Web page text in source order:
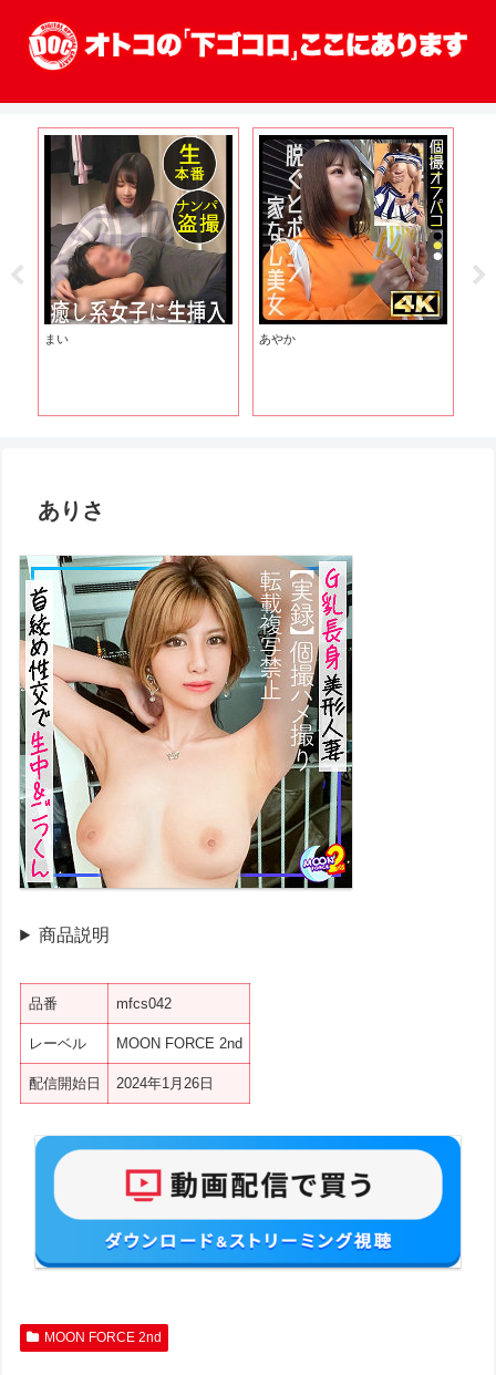
まい あやか
ありさ
商品説明
品番 mfcs042
レーベル MOON FORCE 2nd
配信開始日 2024年1月26日
MOON FORCE 2nd